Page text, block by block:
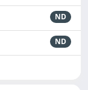
ND
ND